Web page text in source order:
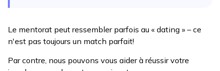
Le mentorat peut ressembler parfois au « dating » – ce
n'est pas toujours un match parfait!
Par contre, nous pouvons vous aider à réussir votre